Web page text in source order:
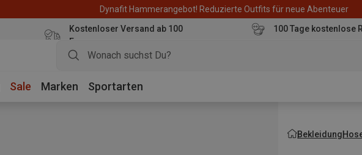
Dynafit Hammerangebot! Reduzierte Outfits für neue Abenteuer
Kostenloser Versand ab 100
Euro
100 Tage kostenlose
Sale Marken Sportarten
Bekleidung